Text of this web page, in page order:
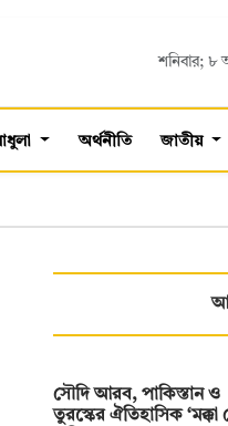
শনিবার;
অর্থনীতি জাতীয়
সৌদি আরব, পাকিস্তান ও
তুরস্কের ঐতিহাসিক ‘মক্কা